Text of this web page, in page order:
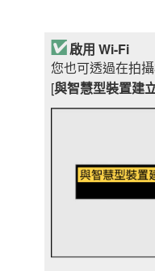
啟用 Wi-Fi
您也可透過在拍
[與智慧型裝置建